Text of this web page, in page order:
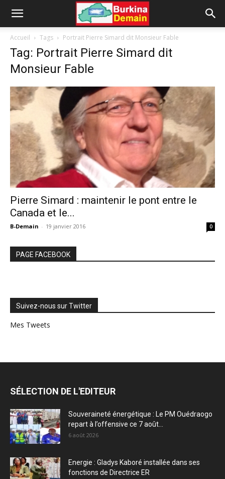
Accueil Tags Portrait Pierre Simard dit Monsieur Fable
Tag: Portrait Pierre Simard dit
Monsieur Fable
Pierre Simard : maintenir le pont entre le
Canada et le...
B-Demain - 19 janvier 2016 0
PAGE FACEBOOK
Suivez-nous sur Twitter
Mes Tweets
SÉLECTION DE L'EDITEUR
Souveraineté énergétique : Le PM Ouédraogo
repart à l’offensive ce 7 août...
6 août 2026
Energie : Gladys Kaboré installée dans ses
fonctions de Directrice ER